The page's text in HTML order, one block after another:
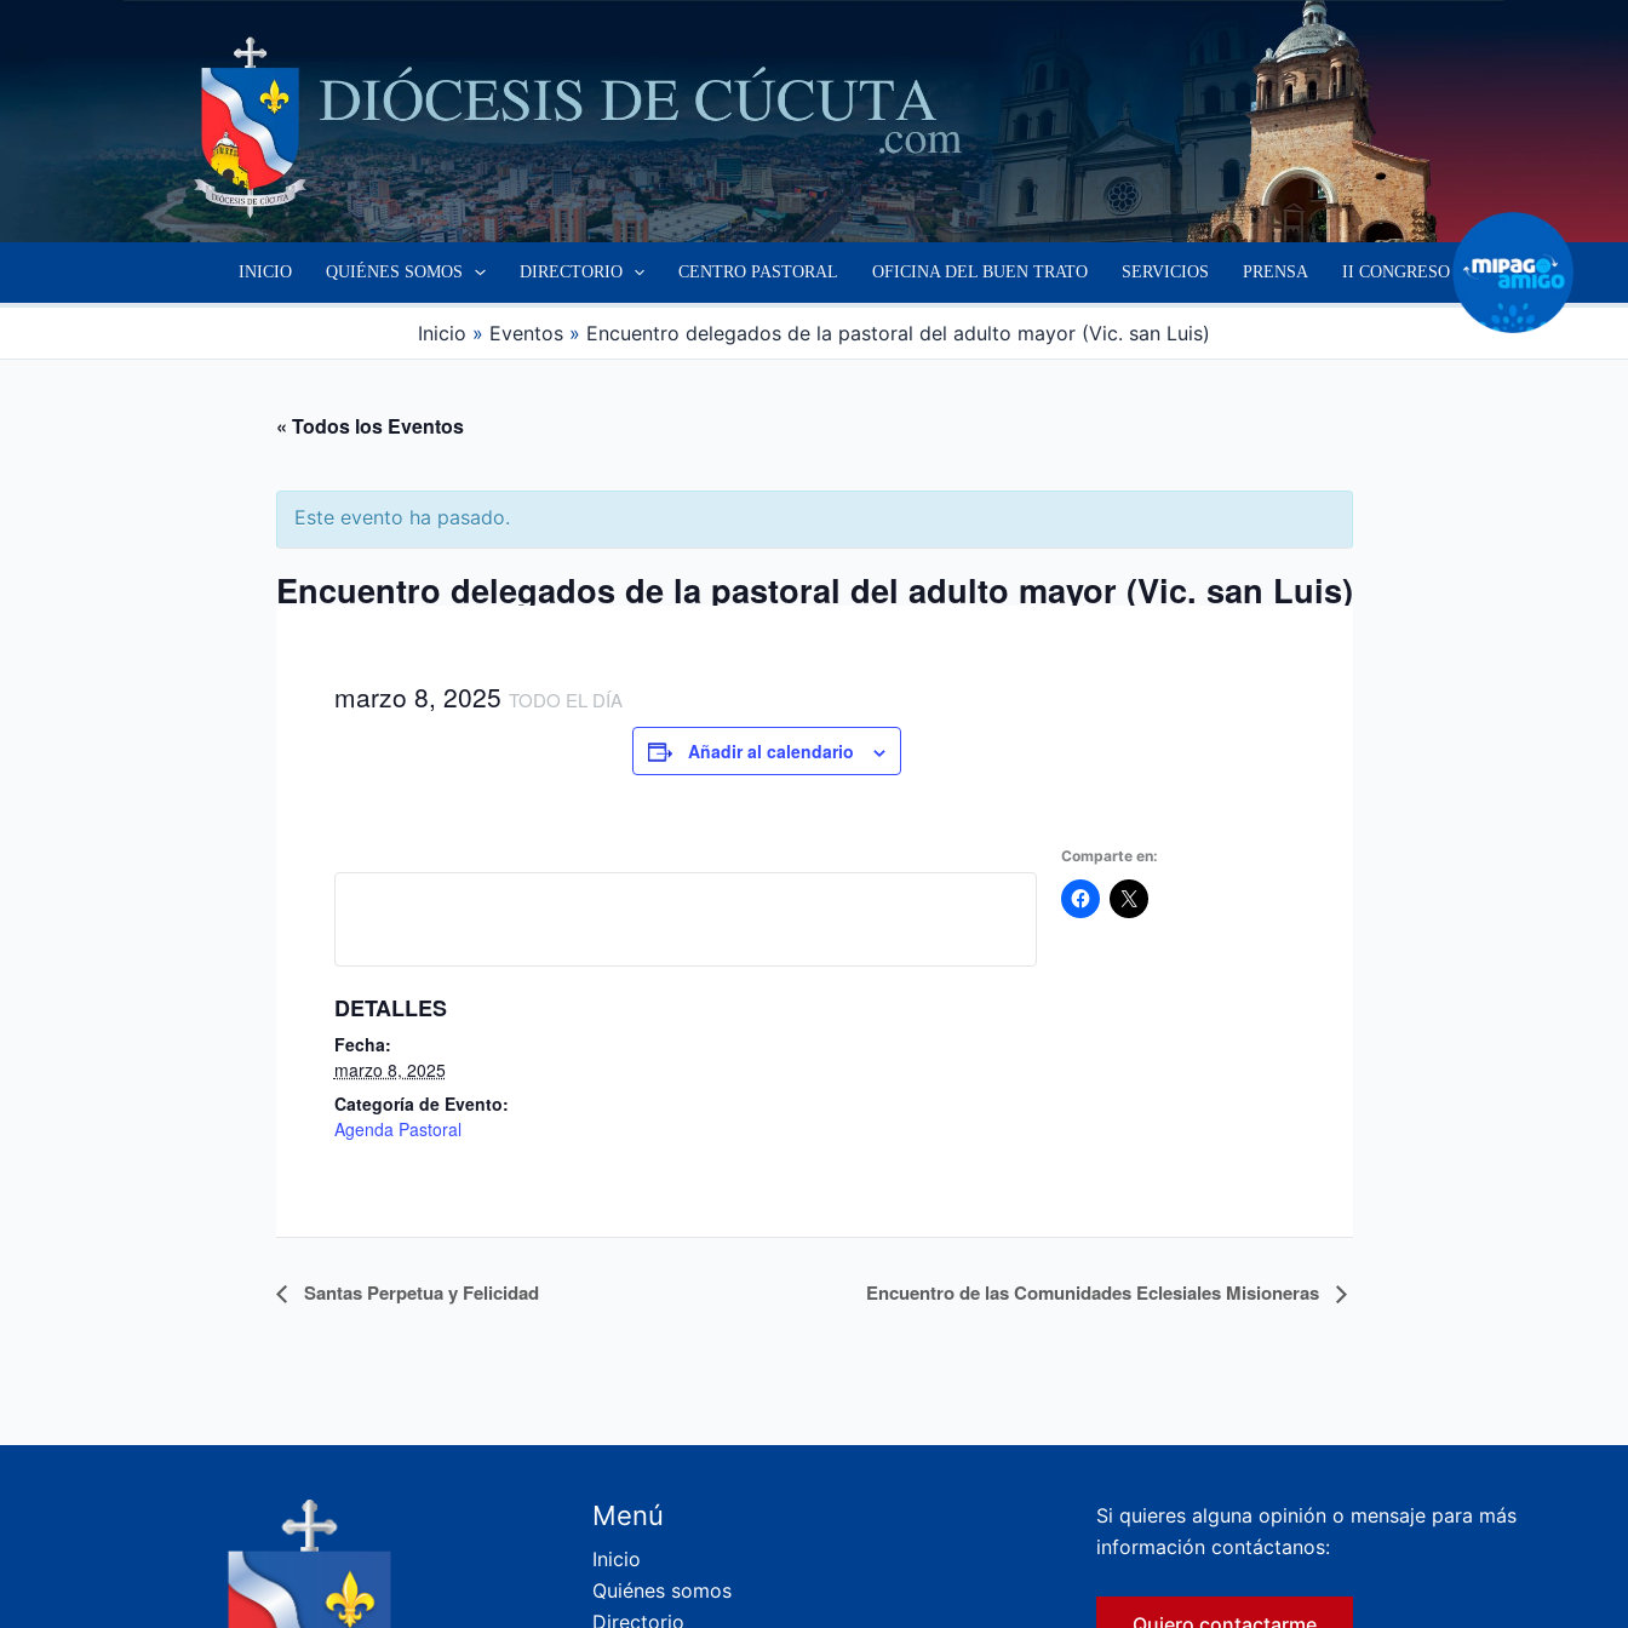
INICIO QUIÉNES SOMOS DIRECTORIO CENTRO PASTORAL OFICINA DEL BUEN TRATO SERVICIOS PRENSA II CONGRESO
Inicio Eventos Encuentro delegados de la pastoral del adulto mayor (Vic. san Luis)
« Todos los Eventos
Este evento ha pasado.
Encuentro delegados de la pastoral del adulto mayor (Vic. san Luis)
marzo 8, 2025 TODO EL DÍA
Añadir al calendario
DETALLES
Fecha:
marzo 8, 2025
Categoría de Evento:
Agenda Pastoral
Comparte en:
Navegación
Santas Perpetua y Felicidad Encuentro de las Comunidades Eclesiales Misioneras
Menú
Inicio
Quiénes somos
Directorio
Si quieres alguna opinión o mensaje para más
información contáctanos: